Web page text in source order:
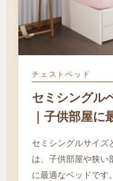
チェストベッド
セミシングル
｜子供部屋
セミシングルサイズ
は、子供部屋や狭い
に最適なベッドです